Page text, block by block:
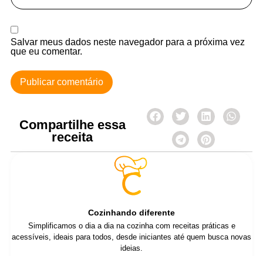
Salvar meus dados neste navegador para a próxima vez
que eu comentar.
Compartilhe essa
receita
Cozinhando diferente
Simplificamos o dia a dia na cozinha com receitas práticas e
acessíveis, ideais para todos, desde iniciantes até quem busca novas
ideias.